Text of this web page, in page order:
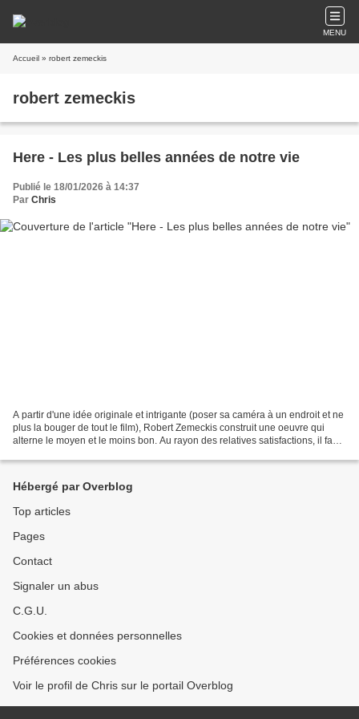
MENU
Accueil » robert zemeckis
robert zemeckis
Here - Les plus belles années de notre vie
Publié le 18/01/2026 à 14:37
Par Chris
A partir d'une idée originale et intrigante (poser sa caméra à un endroit et ne
plus la bouger de tout le film), Robert Zemeckis construit une oeuvre qui
alterne le moyen et le moins bon. Au rayon des relatives satisfactions, il faut
Hébergé par Overblog
Top articles
Pages
Contact
Signaler un abus
C.G.U.
Cookies et données personnelles
Préférences cookies
Voir le profil de Chris sur le portail Overblog